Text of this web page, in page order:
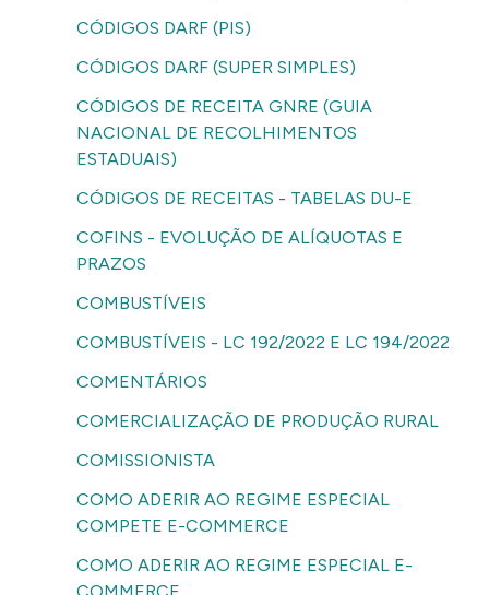
CÓDIGOS DARF (PIS)
CÓDIGOS DARF (SUPER SIMPLES)
CÓDIGOS DE RECEITA GNRE (GUIA
NACIONAL DE RECOLHIMENTOS
ESTADUAIS)
CÓDIGOS DE RECEITAS - TABELAS DU-E
COFINS - EVOLUÇÃO DE ALÍQUOTAS E
PRAZOS
COMBUSTÍVEIS
COMBUSTÍVEIS - LC 192/2022 E LC 194/2022
COMENTÁRIOS
COMERCIALIZAÇÃO DE PRODUÇÃO RURAL
COMISSIONISTA
COMO ADERIR AO REGIME ESPECIAL
COMPETE E-COMMERCE
COMO ADERIR AO REGIME ESPECIAL E-